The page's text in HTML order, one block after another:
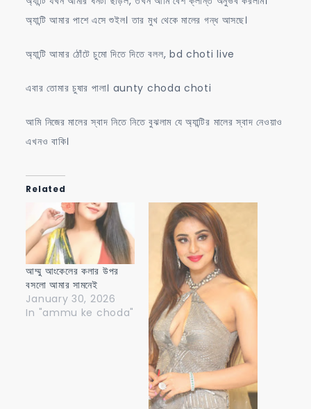
অ্যান্টি আমার পাশে এসে শুইল। তার মুখ থেকে মালের গন্ধ আসছে।
অ্যান্টি আমার ঠোঁটে চুমো দিতে দিতে বলল, bd choti live
এবার তোমার চুষার পালা। aunty choda choti
আমি নিজের মালের স্বাদ নিতে নিতে বুঝলাম যে অ্যান্টির মালের স্বাদ নেওয়াও
এখনও বাকি।
Related
আম্মু আংকেলের কলার উপর
বসলো আমার সামনেই
January 30, 2026
In "ammu ke choda"